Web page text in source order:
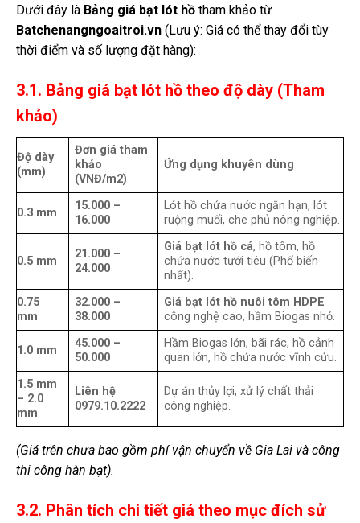
Dưới đây là Bảng giá bạt lót hồ tham khảo từ
Batchenangngoaitroi.vn (Lưu ý: Giá có thể thay đổi tùy
thời điểm và số lượng đặt hàng):
3.1. Bảng giá bạt lót hồ theo độ dày (Tham
khảo)
Độ dày
(mm)
Đơn giá tham
khảo
(VNĐ/m2)
Ứng dụng khuyên dùng
0.3 mm
15.000 –
16.000
Lót hồ chứa nước ngắn hạn, lót
ruộng muối, che phủ nông nghiệp.
0.5 mm
21.000 –
24.000
Giá bạt lót hồ cá, hồ tôm, hồ
chứa nước tưới tiêu (Phổ biến
nhất).
0.75
mm
32.000 –
38.000
Giá bạt lót hồ nuôi tôm HDPE
công nghệ cao, hầm Biogas nhỏ.
1.0 mm
45.000 –
50.000
Hầm Biogas lớn, bãi rác, hồ cảnh
quan lớn, hồ chứa nước vĩnh cửu.
1.5 mm
– 2.0
mm
Liên hệ
0979.10.2222
Dự án thủy lợi, xử lý chất thải
công nghiệp.
(Giá trên chưa bao gồm phí vận chuyển về Gia Lai và công
thi công hàn bạt).
3.2. Phân tích chi tiết giá theo mục đích sử